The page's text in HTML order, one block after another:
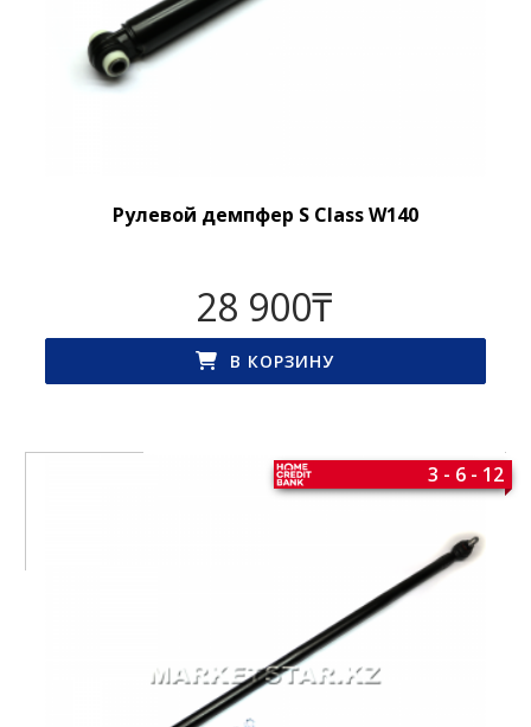
Рулевой демпфер S Class W140
28 900₸
В КОРЗИНУ
3 - 6 - 12